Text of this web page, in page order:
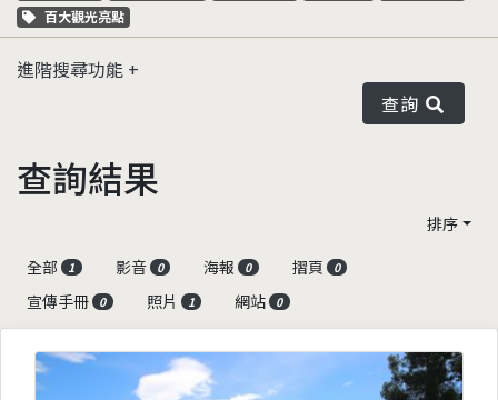
關鍵字標籤
百大觀光亮點
進階搜尋功能
查詢
查詢結果
排序
全部
1 影音 0 海報 0 摺頁 0
宣傳手冊 0 照片 1 網站 0